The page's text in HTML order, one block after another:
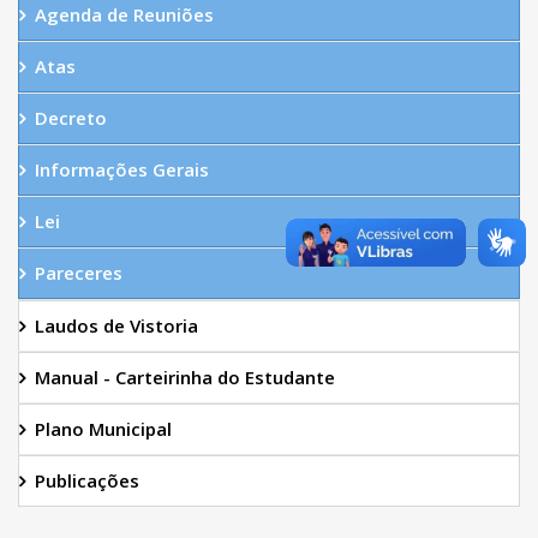
Agenda de Reuniões
Atas
Decreto
Informações Gerais
Lei
Pareceres
Laudos de Vistoria
Manual - Carteirinha do Estudante
Plano Municipal
Publicações